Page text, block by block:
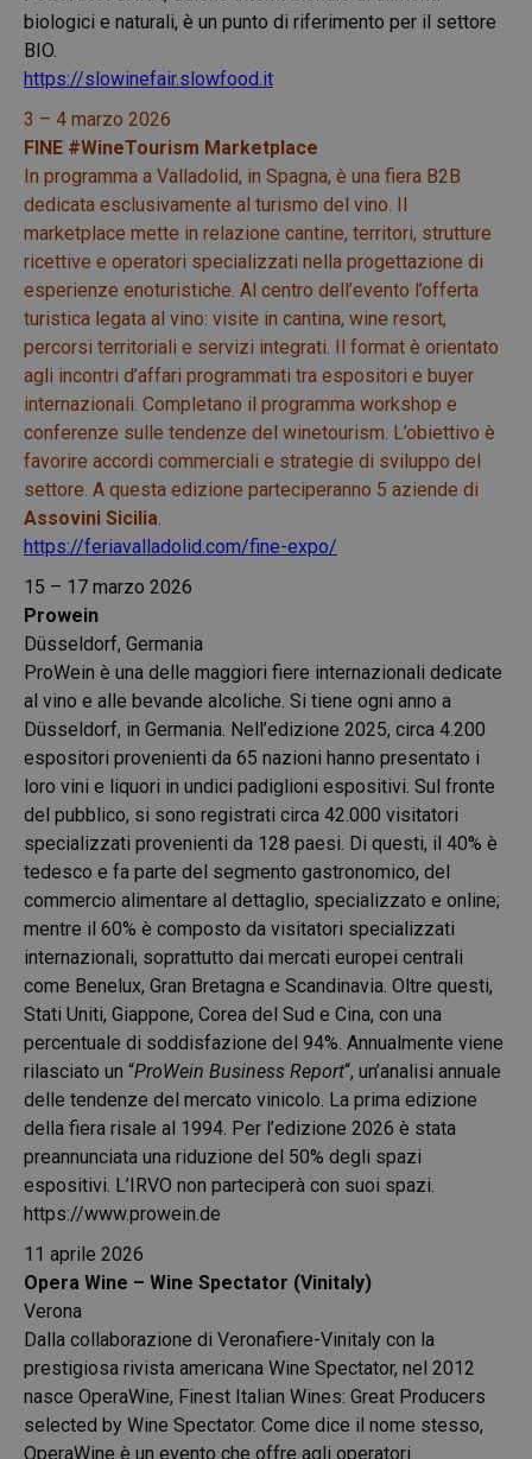
biologici e naturali, è un punto di riferimento per il settore
BIO.
https://slowinefair.slowfood.it
3 – 4 marzo 2026
FINE #WineTourism Marketplace
In programma a Valladolid, in Spagna, è una fiera B2B
dedicata esclusivamente al turismo del vino. Il
marketplace mette in relazione cantine, territori, strutture
ricettive e operatori specializzati nella progettazione di
esperienze enoturistiche. Al centro dell’evento l’offerta
turistica legata al vino: visite in cantina, wine resort,
percorsi territoriali e servizi integrati. Il format è orientato
agli incontri d’affari programmati tra espositori e buyer
internazionali. Completano il programma workshop e
conferenze sulle tendenze del winetourism. L’obiettivo è
favorire accordi commerciali e strategie di sviluppo del
settore. A questa edizione parteciperanno 5 aziende di
Assovini Sicilia.
https://feriavalladolid.com/fine-expo/
15 – 17 marzo 2026
Prowein
Düsseldorf, Germania
ProWein è una delle maggiori fiere internazionali dedicate
al vino e alle bevande alcoliche. Si tiene ogni anno a
Düsseldorf, in Germania. Nell’edizione 2025, circa 4.200
espositori provenienti da 65 nazioni hanno presentato i
loro vini e liquori in undici padiglioni espositivi. Sul fronte
del pubblico, si sono registrati circa 42.000 visitatori
specializzati provenienti da 128 paesi. Di questi, il 40% è
tedesco e fa parte del segmento gastronomico, del
commercio alimentare al dettaglio, specializzato e online;
mentre il 60% è composto da visitatori specializzati
internazionali, soprattutto dai mercati europei centrali
come Benelux, Gran Bretagna e Scandinavia. Oltre questi,
Stati Uniti, Giappone, Corea del Sud e Cina, con una
percentuale di soddisfazione del 94%. Annualmente viene
rilasciato un “ProWein Business Report“, un’analisi annuale
delle tendenze del mercato vinicolo. La prima edizione
della fiera risale al 1994. Per l’edizione 2026 è stata
preannunciata una riduzione del 50% degli spazi
espositivi. L’IRVO non parteciperà con suoi spazi.
https://www.prowein.de
11 aprile 2026
Opera Wine – Wine Spectator (Vinitaly)
Verona
Dalla collaborazione di Veronafiere-Vinitaly con la
prestigiosa rivista americana Wine Spectator, nel 2012
nasce OperaWine, Finest Italian Wines: Great Producers
selected by Wine Spectator. Come dice il nome stesso,
OperaWine è un evento che offre agli operatori